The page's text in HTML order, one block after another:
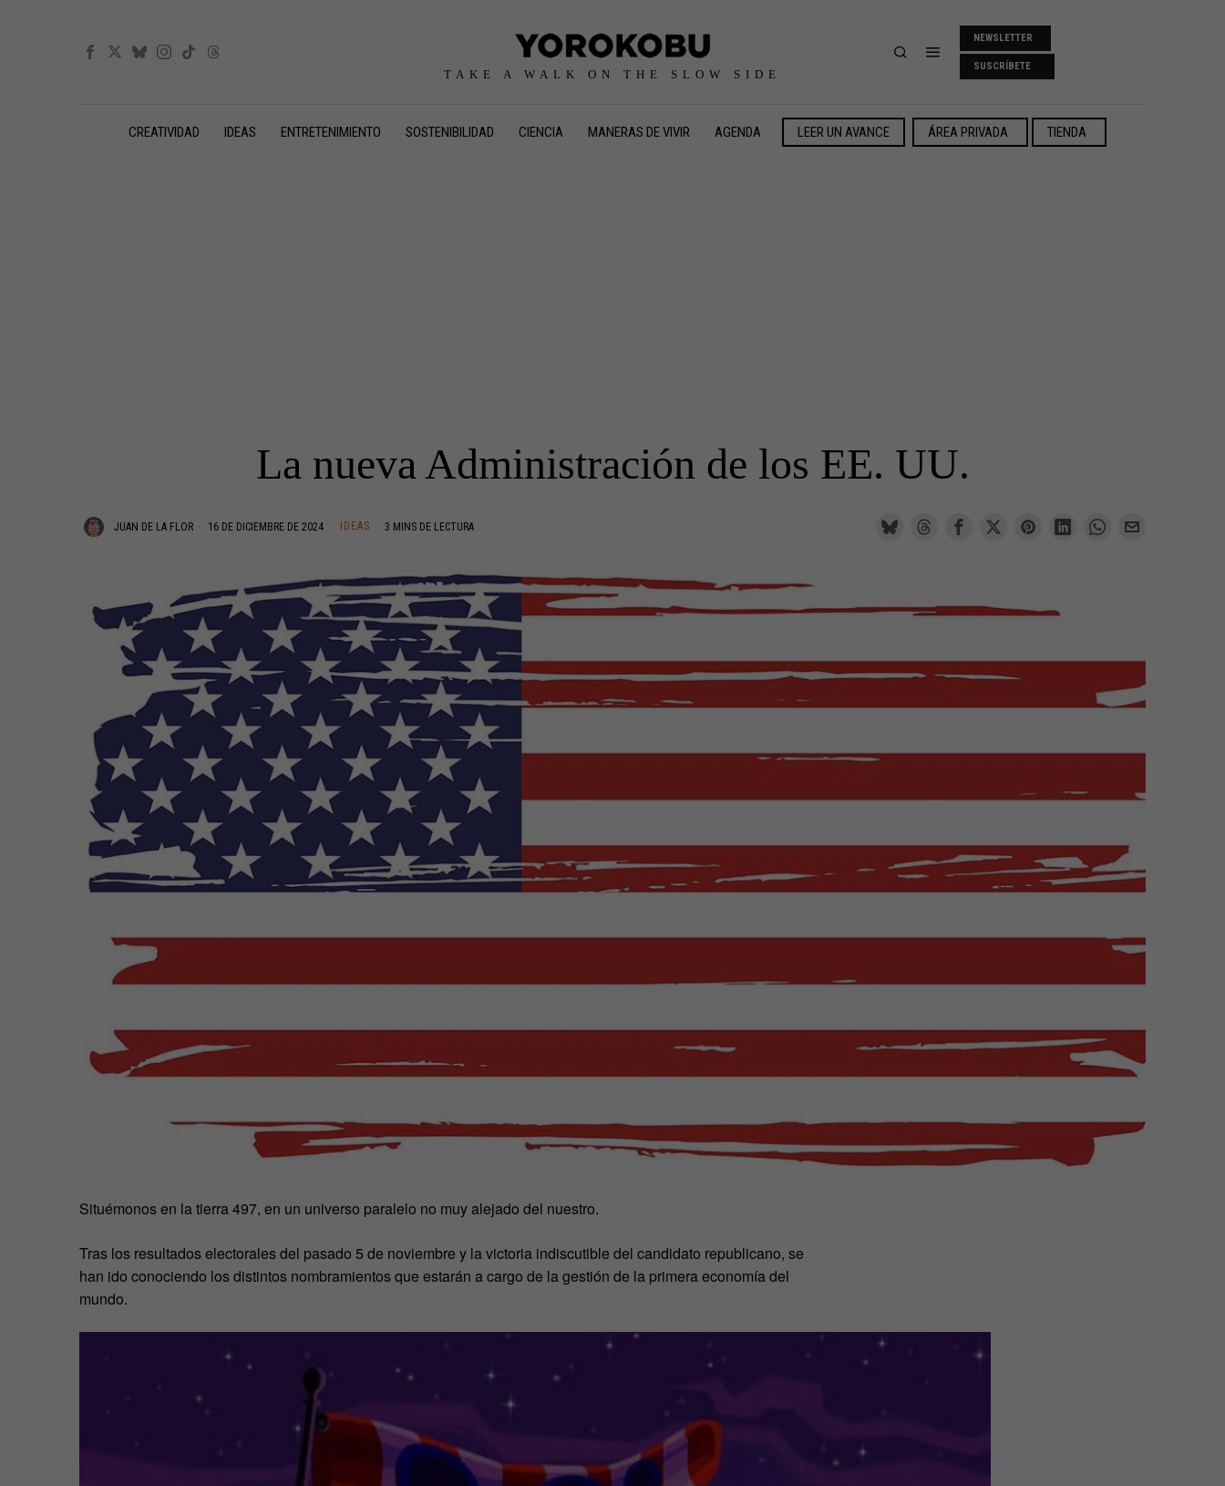
TAKE A WALK ON THE SLOW SIDE
NEWSLETTER
SUSCRÍBETE
CREATIVIDAD IDEAS ENTRETENIMIENTO SOSTENIBILIDAD CIENCIA MANERAS DE VIVIR AGENDA LEER UN AVANCE ÁREA PRIVADA TIENDA
La nueva Administración de los EE. UU.
JUAN DE LA FLOR 16 DE DICIEMBRE DE 2024 IDEAS 3 MINS DE LECTURA
Situémonos en la tierra 497, en un universo paralelo no muy alejado del nuestro.
Tras los resultados electorales del pasado 5 de noviembre y la victoria indiscutible del candidato republicano, se
han ido conociendo los distintos nombramientos que estarán a cargo de la gestión de la primera economía del
mundo.